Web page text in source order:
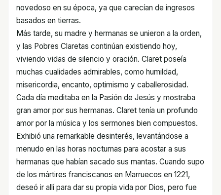
novedoso en su época, ya que carecían de ingresos
basados en tierras.
Más tarde, su madre y hermanas se unieron a la orden,
y las Pobres Claretas continúan existiendo hoy,
viviendo vidas de silencio y oración. Claret poseía
muchas cualidades admirables, como humildad,
misericordia, encanto, optimismo y caballerosidad.
Cada día meditaba en la Pasión de Jesús y mostraba
gran amor por sus hermanas. Claret tenía un profundo
amor por la música y los sermones bien compuestos.
Exhibió una remarkable desinterés, levantándose a
menudo en las horas nocturnas para acostar a sus
hermanas que habían sacado sus mantas. Cuando supo
de los mártires franciscanos en Marruecos en 1221,
deseó ir allí para dar su propia vida por Dios, pero fue